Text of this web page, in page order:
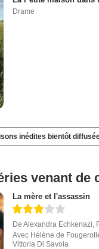
Drame
inédites bientôt
venant de
La mère et l'assassin
DeAlexandra Echkenazi
Avec Hélène de
Vittoria Di Savoia